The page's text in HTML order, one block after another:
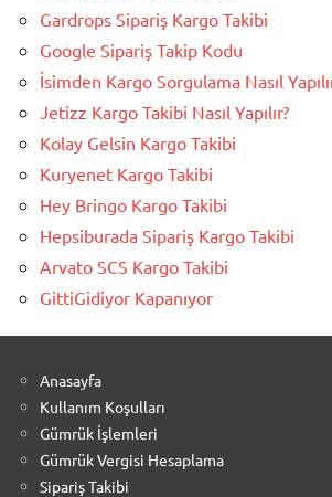
Gardrops Sipariş Kargo Takibi
Google Sipariş Takip Kodu
İsimden Kargo Sorgulama Nasıl
Jetizz Kargo Takibi Nasıl Yapılır?
Kolay Gelsin Kargo Takibi
Kuryenet Kargo Takibi
Hey Bringo Kargo Takibi
Hepsiburada Sipariş Kargo Takibi
Arvato SCS Kargo Takibi
GittiGidiyor Kapanıyor
Anasayfa
Kullanım Koşulları
Gümrük İşlemleri
Gümrük Vergisi Hesaplama
Sipariş Takibi